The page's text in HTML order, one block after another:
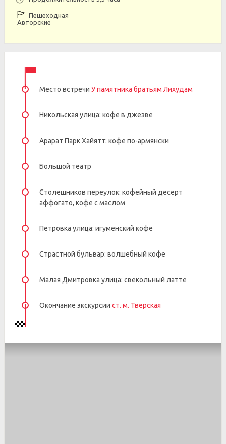
Пешеходная
Авторские
Место встречи У памятника братьям Лихудам
Никольская улица: кофе в джезве
Арарат Парк Хайятт: кофе по-армянски
Большой театр
Столешников переулок: кофейный десерт
аффогато, кофе с маслом
Петровка улица: игуменский кофе
Страстной бульвар: волшебный кофе
Малая Дмитровка улица: свекольный латте
Окончание экскурсии ст. м. Тверская